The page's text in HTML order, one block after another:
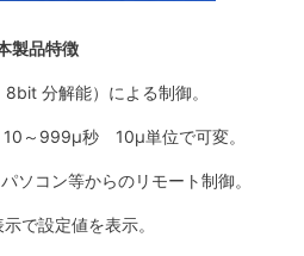
製品特徴
分解能）による制御。
～999μ秒 10μ単位で可変。
ソコン等からのリモート制御。
で設定値を表示。